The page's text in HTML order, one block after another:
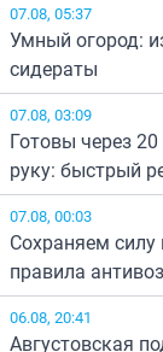
07.08, 05:37
Умный огород:
сидераты
07.08, 03:09
Готовы через
руку: быстрый
07.08, 00:03
Сохраняем
правила
06.08, 20:41
Августовская